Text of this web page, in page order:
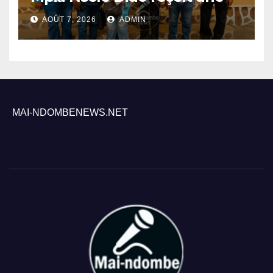
mission du PNLP pour
renforcer le suivi de la lutte
contre le paludisme
AOÛT 7, 2026 ADMIN
MAI-NDOMBENEWS.NET